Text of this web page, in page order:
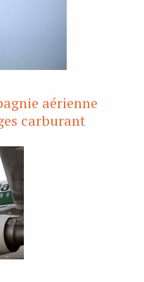
aérienne
carburant